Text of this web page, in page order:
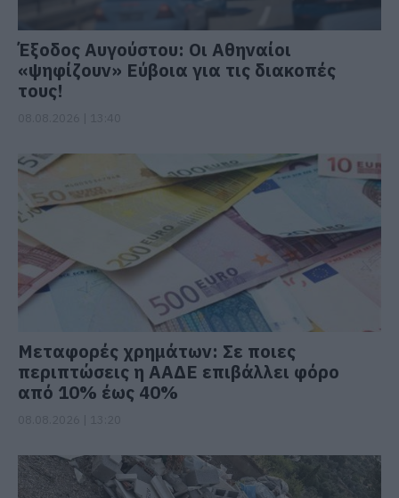
Έξοδος Αυγούστου: Οι Αθηναίοι
«ψηφίζουν» Εύβοια για τις διακοπές
τους!
Μεταφορές χρημάτων: Σε ποιες
περιπτώσεις η ΑΑΔΕ επιβάλλει φόρο
από 10% έως 40%